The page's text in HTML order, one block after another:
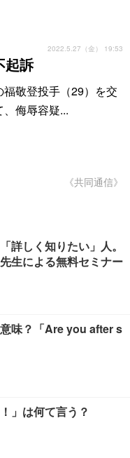
起訴
2022.5.27（金） 19:53
敬登投手（29）を交
侮辱容疑...
《共同通信》
詳しく知りたい」人。
生による無料セミナー
味？「Are you after s
」は何て言う？